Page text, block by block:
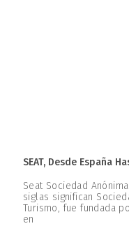
SEAT, Desde España
Seat Sociedad
siglas significan
Turismo, fue fundada
en